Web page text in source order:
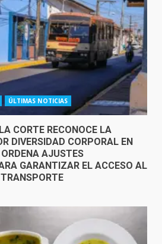
ÚLTIMAS NOTICIAS
CORTE RECONOCE LA
DIVERSIDAD CORPORAL EN
AJUSTES
GARANTIZAR EL ACCESO AL